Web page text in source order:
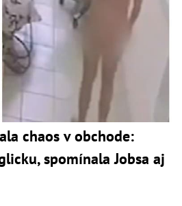
chaos v obchode:
spomínala Jobsa aj